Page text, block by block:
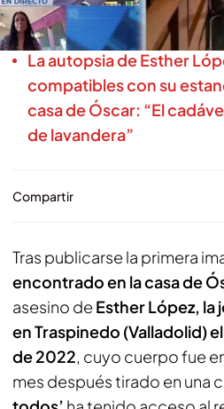
que sigue en libertad
La autopsia de Esther
compatibles con su
casa de Óscar: “El
de lavandera”
Compartir
Tras publicarse la primera
encontrado en la casa de
asesino de Esther López,
en Traspinedo (Valladolid)
de 2022, cuyo cuerpo fue
mes después tirado en una